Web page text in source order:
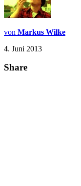
von Markus Wilke
4. Juni 2013
Share